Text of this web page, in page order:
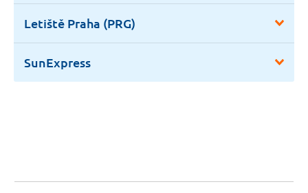
Letiště Praha (PRG)
SunExpress